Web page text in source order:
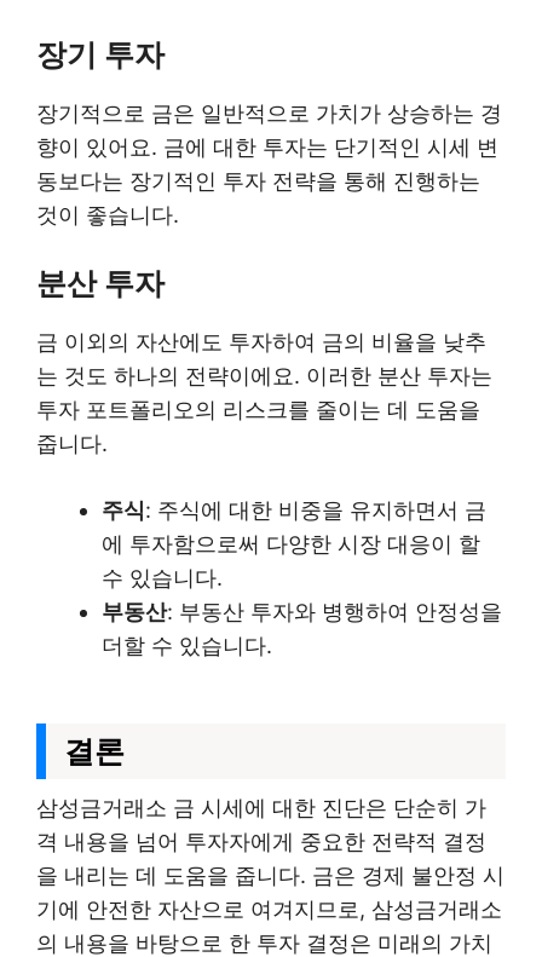
장기 투자
장기적으로 금은 일반적으로 가치가 상승하는 경
향이 있어요. 금에 대한 투자는 단기적인 시세 변
동보다는 장기적인 투자 전략을 통해 진행하는
것이 좋습니다.
분산 투자
금 이외의 자산에도 투자하여 금의 비율을 낮추
는 것도 하나의 전략이에요. 이러한 분산 투자는
투자 포트폴리오의 리스크를 줄이는 데 도움을
줍니다.
주식: 주식에 대한 비중을 유지하면서 금
에 투자함으로써 다양한 시장 대응이 할
수 있습니다.
부동산: 부동산 투자와 병행하여 안정성을
더할 수 있습니다.
결론
삼성금거래소 금 시세에 대한 진단은 단순히 가
격 내용을 넘어 투자자에게 중요한 전략적 결정
을 내리는 데 도움을 줍니다. 금은 경제 불안정 시
기에 안전한 자산으로 여겨지므로, 삼성금거래소
의 내용을 바탕으로 한 투자 결정은 미래의 가치